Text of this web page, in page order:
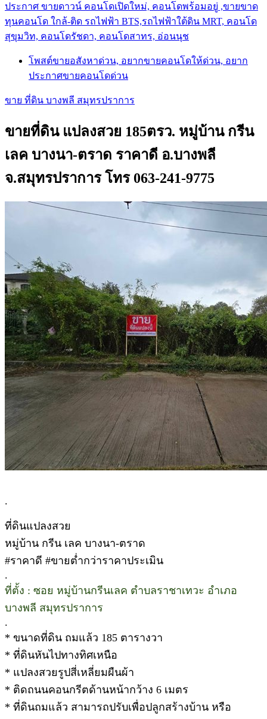
ประกาศ ขายดาวน์ คอนโดเปิดใหม่, คอนโดพร้อมอยู่ ,ขายขาด
ทุนคอนโด ใกล้-ติด รถไฟฟ้า BTS,รถไฟฟ้าใต้ดิน MRT, คอนโด
สุขุมวิท, คอนโดรัชดา, คอนโดสาทร, อ่อนนุช
โพสต์ขายอสังหาด่วน, อยากขายคอนโดให้ด่วน, อยาก
ประกาศขายคอนโดด่วน
ขาย ที่ดิน บางพลี สมุทรปราการ
ขายที่ดิน แปลงสวย 185ตรว. หมู่บ้าน กรีน
เลค บางนา-ตราด ราคาดี อ.บางพลี
จ.สมุทรปราการ โทร 063-241-9775
.
ที่ดินแปลงสวย
หมู่บ้าน กรีน เลค บางนา-ตราด
#ราคาดี #ขายต่ำกว่าราคาประเมิน
.
ที่ตั้ง : ซอย หมู่บ้านกรีนเลค ตำบลราชาเทวะ อำเภอ
บางพลี สมุทรปราการ
.
* ขนาดที่ดิน ถมแล้ว 185 ตารางวา
* ที่ดินหันไปทางทิศเหนือ
* แปลงสวยรูปสี่เหลี่ยมผืนผ้า
* ติดถนนคอนกรีตด้านหน้ากว้าง 6 เมตร
* ที่ดินถมแล้ว สามารถปรับเพื่อปลูกสร้างบ้าน หรือ